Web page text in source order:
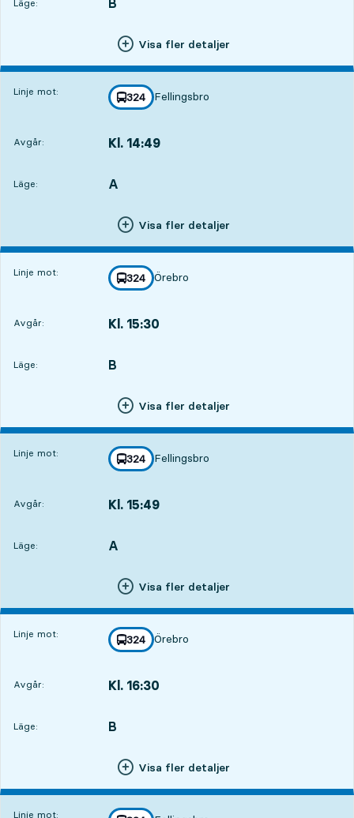
Läge:
LÄGE,
,
Visa fler detaljer
Linje mot: linje
324
mot
Fellingsbro
,
Avgår: Kl. 14:49
Läge:
LÄGE, A
,
Visa fler detaljer
Linje mot: linje
324
mot
Örebro
,
Avgår: Kl. 15:30
Läge:
LÄGE, B
,
Visa fler detaljer
Linje mot: linje
324
mot
Fellingsbro
,
Avgår: Kl. 15:49
Läge:
LÄGE, A
,
Visa fler detaljer
Linje mot: linje
324
mot
Örebro
,
Avgår: Kl. 16:30
Läge:
LÄGE, B
,
Visa fler detaljer
Linje mot: